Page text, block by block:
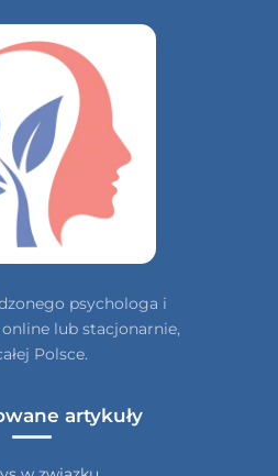
psychologa i
lub stacjonarnie,
Polsce.
artykuły